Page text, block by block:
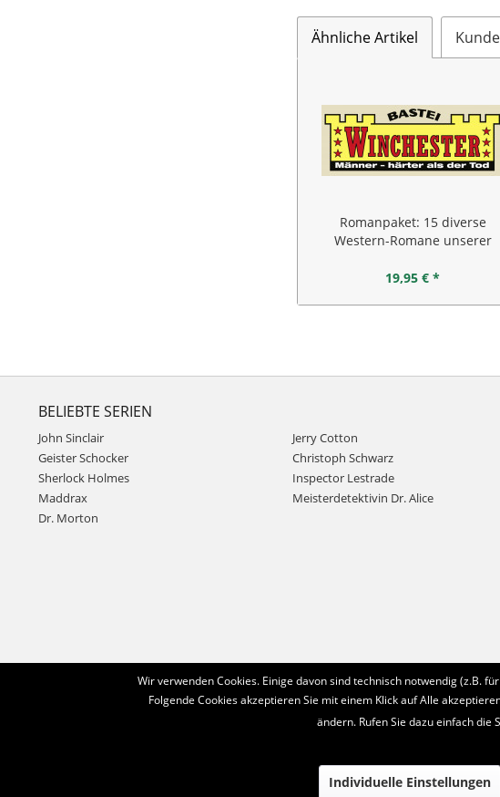
Ähnliche Artikel
Romanpaket: 15 diverse
Western-Romane unserer
19,95 € *
BELIEBTE SERIEN
John Sinclair
Geister Schocker
Sherlock Holmes
Maddrax
Dr. Morton
Jerry Cotton
Christoph Schwarz
Inspector Lestrade
Meisterdetektivin Dr. Alice
Wir verwenden Cookies. Einige davon sind technisch notwendig (z.B.
Folgende Cookies akzeptieren Sie mit einem Klick auf Alle
ändern. Rufen Sie dazu einfach
Individuelle Einstellungen